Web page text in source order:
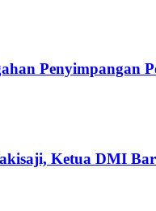
Penyimpangan
Ketua DMI